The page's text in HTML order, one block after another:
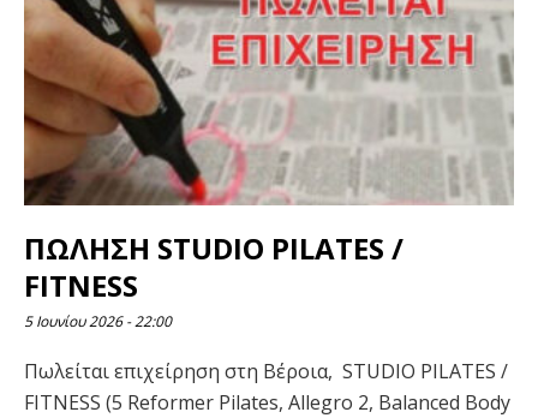
ΠΩΛΗΣΗ STUDIO PILATES /
FITNESS
5 Ιουνίου 2026 22:00
Πωλείται επιχείρηση στη Βέροια, STUDIO PILATES /
FITNESS (5 Reformer Pilates, Allegro 2, Balanced Body